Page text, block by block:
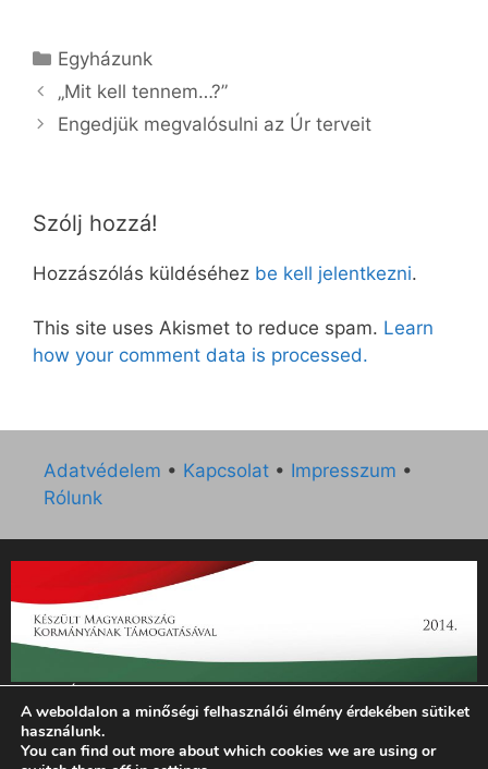
Kategória
Egyházunk
„Mit kell tennem…?”
Engedjük megvalósulni az Úr terveit
Szólj hozzá!
Hozzászólás küldéséhez be kell jelentkezni.
This site uses Akismet to reduce spam. Learn
how your comment data is processed.
Adatvédelem • Kapcsolat • Impresszum •
Rólunk
„Az Új Ember katolikus hetilap 2014. évi működésének
támogatását az EGYH-KCP-14-P-0121 sz. támogatási
szerződés keretében 3 000 000 Ft összegben támogatta az
Emberi Erőforrások Minisztériuma.”
A weboldalon a minőségi felhasználói élmény érdekében sütiket
használunk.
You can find out more about which cookies we are using or